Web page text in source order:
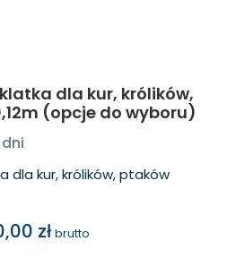
dla kur, królików,
(opcje do wyboru)
dla kur, królików, ptaków
zł brutto